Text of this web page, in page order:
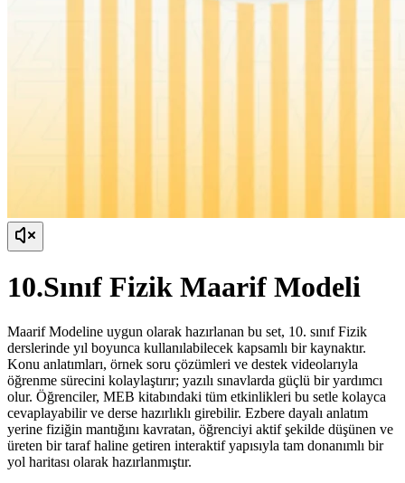
10.Sınıf Fizik Maarif Modeli
Maarif Modeline uygun olarak hazırlanan bu set, 10. sınıf Fizik
derslerinde yıl boyunca kullanılabilecek kapsamlı bir kaynaktır.
Konu anlatımları, örnek soru çözümleri ve destek videolarıyla
öğrenme sürecini kolaylaştırır; yazılı sınavlarda güçlü bir yardımcı
olur. Öğrenciler, MEB kitabındaki tüm etkinlikleri bu setle kolayca
cevaplayabilir ve derse hazırlıklı girebilir. Ezbere dayalı anlatım
yerine fiziğin mantığını kavratan, öğrenciyi aktif şekilde düşünen ve
üreten bir taraf haline getiren interaktif yapısıyla tam donanımlı bir
yol haritası olarak hazırlanmıştır.